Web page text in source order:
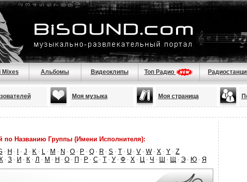
Mixes Альбомы Видеоклипы Топ Радио
Моя музыка Моя страница
по Названию Группы (Имени Исполнителя):
· H · · J · K · L · M · N · O · P · Q · R · S · T · U · V · W · X · Y · Z
· З · И · К · Л · М · Н · О · П · Р · С · Т · У · Ф · Х · Ц · Ч · Ш · Щ · Э · Ю · Я